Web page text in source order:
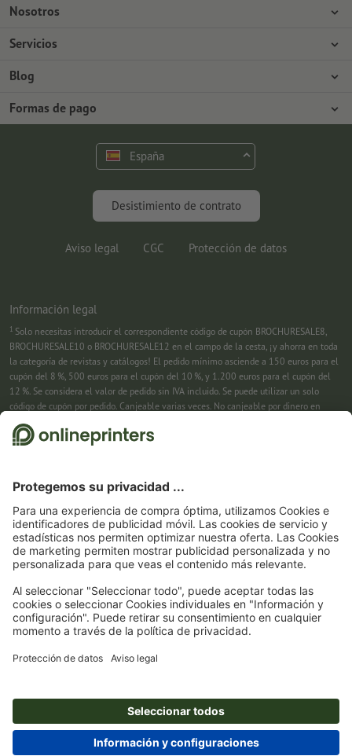
Nosotros
Empresa
Protección del medio ambiente
Servicios
Formas de pago
Programa Premium
Blog
Tutoriales de Photoshop
Fuentes y Herramientas
Formas de pago
España
Desistimiento de contrato
Aviso legal CGC Protección de datos
Información legal
1 Solo necesitas introducir el correspondiente código de cupón BROCHURESALE8,
BROCHURESALE10 o BROCHURESALE12 en el campo de la cesta, ¡y ahorra en toda
la categoría de revistas y catálogos! El pedido mínimo asciende a 150 euros para el
cupón del 8 %, 500 euros para el cupón del 10 %, y 1.200 euros para el cupón del
12 %. Se considera el valor de pedido sin IVA incluido. Se puede utilizar un solo
código de cupón por pedido. Canjeable varias veces. No canjeable por dinero en
efectivo. No acumulable con otras promociones. La promoción es válida hasta el
31/08/2026 inclusive.
nuestro boletín. Por supuesto, te puedes dar de baja en cualquier momento. Importe
máximo del descuento: 150 € del valor del pedido (sin IVA). Canjeable sólo una vez.
Sin pedido mínimo. No canjeable por dinero en efectivo. No acumulable con otras
promociones ni códigos de descuento.La validez del cupón es de seis semanas tras
la recepción.
3
cesta, y ahorra en productos seleccionados. Sin pedido mínimo. Canjeable varias
veces. No canjeable por dinero en efectivo. No acumulable con otras promociones.
La promoción es válida hasta el 31/08/2026 inclusive.
productos seleccionados. Sin pedido mínimo. Canjeable varias veces. No canjeable